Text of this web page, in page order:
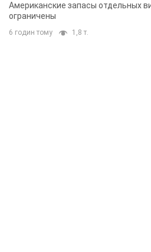
Американские запасы отдельных
ограничены
6 годин тому 1,8 т.